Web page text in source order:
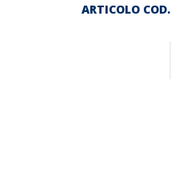
ARTICOLO COD.